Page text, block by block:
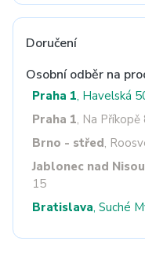
Doručení
Osobní odběr na
Praha 1, Havelská
Praha 1, Na
Brno - střed,
Jablonec nad Nisou
15
Bratislava, Suché